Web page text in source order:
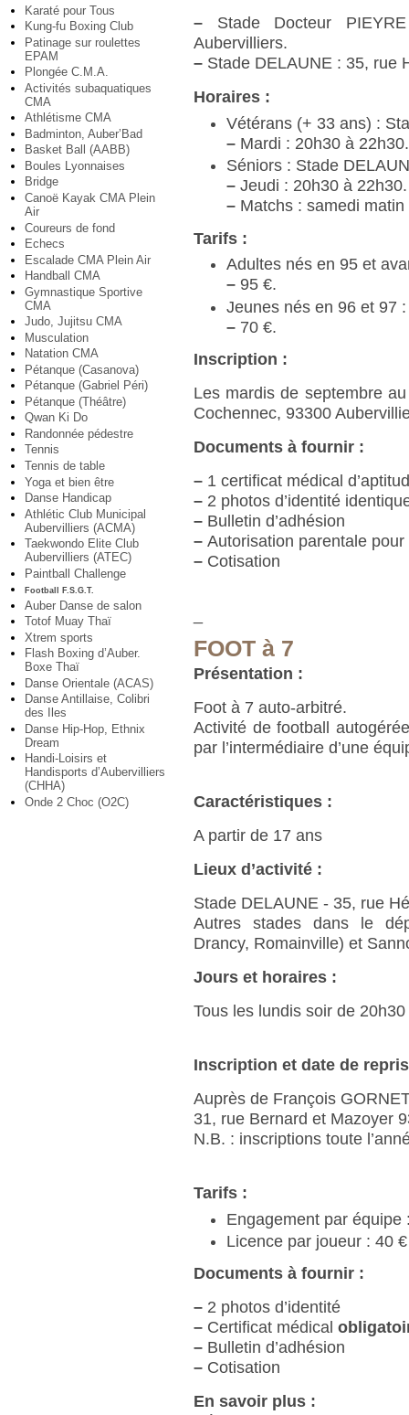
Karaté pour Tous
Kung-fu Boxing Club
Patinage sur roulettes
EPAM
Plongée C.M.A.
Activités subaquatiques
CMA
Athlétisme CMA
Badminton, Auber’Bad
Basket Ball (AABB)
Boules Lyonnaises
Bridge
Canoë Kayak CMA Plein
Air
Coureurs de fond
Echecs
Escalade CMA Plein Air
Handball CMA
Gymnastique Sportive
CMA
Judo, Jujitsu CMA
Musculation
Natation CMA
Pétanque (Casanova)
Pétanque (Gabriel Péri)
Pétanque (Théâtre)
Qwan Ki Do
Randonnée pédestre
Tennis
Tennis de table
Yoga et bien être
Danse Handicap
Athlétic Club Municipal
Aubervilliers (ACMA)
Taekwondo Elite Club
Aubervilliers (ATEC)
Paintball Challenge
Football F.S.G.T.
Auber Danse de salon
Totof Muay Thaï
Xtrem sports
Flash Boxing d’Auber.
Boxe Thaï
Danse Orientale (ACAS)
Danse Antillaise, Colibri
des Iles
Danse Hip-Hop, Ethnix
Dream
Handi-Loisirs et
Handisports d’Aubervilliers
(CHHA)
Onde 2 Choc (O2C)
– Stade Docteur
Aubervilliers.
– Stade DELAUNE : 35, rue
Horaires :
Vétérans (+ 33 ans) :
– Mardi : 20h30 à 22h30.
Séniors : Stade
– Jeudi : 20h30 à 22h30.
– Matchs : samedi
Tarifs :
Adultes nés en 95 et
– 95 €.
Jeunes nés en 96 et 97 :
– 70 €.
Inscription :
Les mardis de septembre
Cochennec, 93300
Documents à fournir :
– 1 certificat médical
– 2 photos d’identité
– Bulletin d’adhésion
– Autorisation parentale
– Cotisation
FOOT à 7
Présentation :
Foot à 7 auto-arbitré.
Activité de football
par l’intermédiaire d’une
Caractéristiques :
A partir de 17 ans
Lieux d’activité :
Stade DELAUNE - 35, rue
Autres stades dans le
Drancy, Romainville) et
Jours et horaires :
Tous les lundis soir de
Inscription et date de
Auprès de François
31, rue Bernard et Mazoyer
N.B. : inscriptions toute
Tarifs :
Engagement par équipe
Licence par joueur : 40 €
Documents à fournir :
– 2 photos d’identité
– Certificat médical
– Bulletin d’adhésion
– Cotisation
En savoir plus :